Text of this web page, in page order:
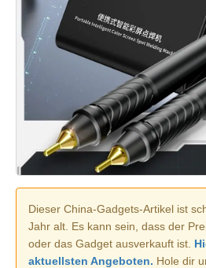
Dieser China-Gadgets-Artikel ist
Jahr alt. Es kann sein, dass der
oder das Gadget ausverkauft ist.
aktuellsten Angeboten. Hole dir